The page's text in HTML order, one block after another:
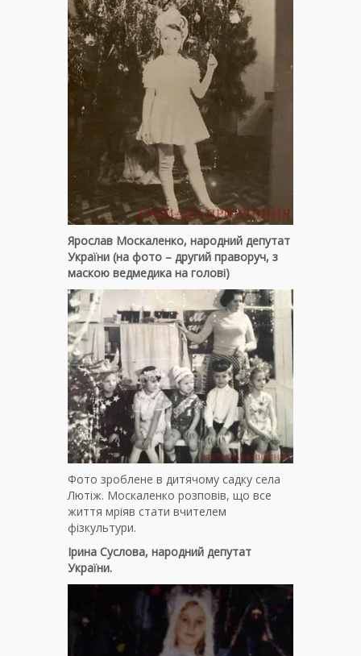
Ярослав Москаленко, народний депутат
України (на фото – другий праворуч, з
маскою ведмедика на голові)
Фото зроблене в дитячому садку села
Лютіж. Москаленко розповів, що все
життя мріяв стати вчителем
фізкультури.
Ірина Суслова, народний депутат
України.